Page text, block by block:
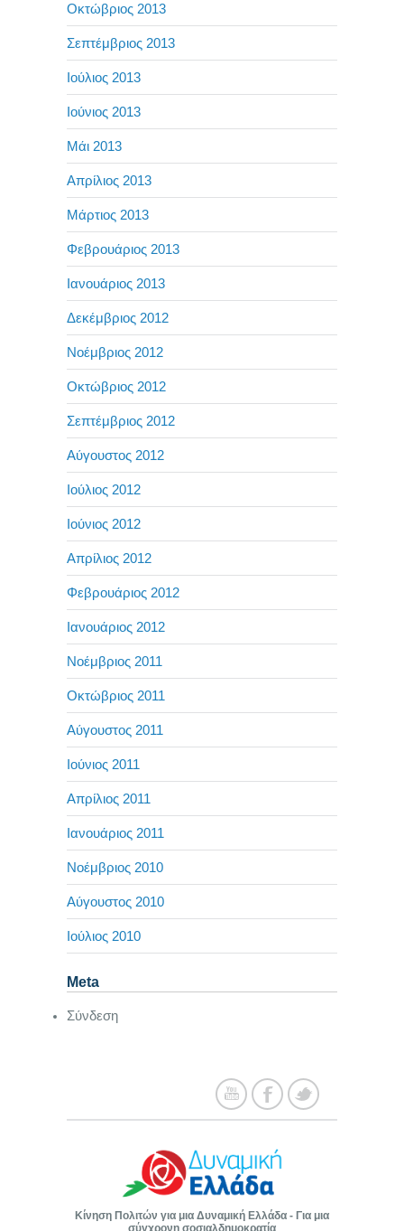
Οκτώβριος 2013
Σεπτέμβριος 2013
Ιούλιος 2013
Ιούνιος 2013
Μάι 2013
Απρίλιος 2013
Μάρτιος 2013
Φεβρουάριος 2013
Ιανουάριος 2013
Δεκέμβριος 2012
Νοέμβριος 2012
Οκτώβριος 2012
Σεπτέμβριος 2012
Αύγουστος 2012
Ιούλιος 2012
Ιούνιος 2012
Απρίλιος 2012
Φεβρουάριος 2012
Ιανουάριος 2012
Νοέμβριος 2011
Οκτώβριος 2011
Αύγουστος 2011
Ιούνιος 2011
Απρίλιος 2011
Ιανουάριος 2011
Νοέμβριος 2010
Αύγουστος 2010
Ιούλιος 2010
Meta
Σύνδεση
Κίνηση Πολιτών για μια Δυναμική Ελλάδα - Για μια
σύγχρονη σοσιαλδημοκρατία